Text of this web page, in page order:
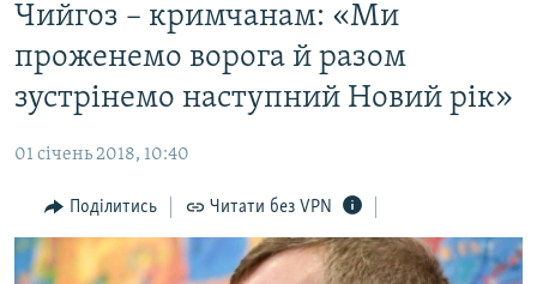
основного
матеріалу
Перейти
до
основної
Перейти
до
пошуку
ВІДЕО ТА ФОТО
БЛОГИ
ПОГЛЯД
ІНТЕРВ'Ю
Чийгоз – кримчанам: «Ми
проженемо ворога й разом
зустрінемо наступний Новий рік»
01 січень 2018, 10:40
Поділитись Читати без VPN